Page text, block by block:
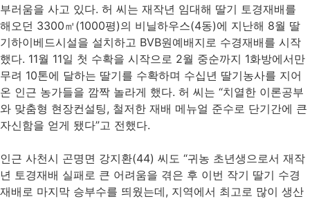
부러움을 사고 있다. 허 씨는 재작년 임대해 딸기 토경재배를
해오던 3300㎡(1000평)의 비닐하우스(4동)에 지난해 8월 딸
기하이베드시설을 설치하고 BVB원예배지로 수경재배를 시작
했다. 11월 11일 첫 수확을 시작으로 2월 중순까지 1화방에서만
무려 10톤에 달하는 딸기를 수확하며 수십년 딸기농사를 지어
온 인근 농가들을 깜짝 놀라게 했다. 허 씨는 “치열한 이론공부
와 맞춤형 현장컨설팅, 철저한 재배 메뉴얼 준수로 단기간에 큰
자신함을 얻게 됐다”고 전했다.
인근 사천시 곤명면 강지환(44) 씨도 “귀농 초년생으로서 재작
년 토경재배 실패로 큰 어려움을 겪은 후 이번 작기 딸기 수경
재배로 마지막 승부수를 띄웠는데, 지역에서 최고로 많이 생산